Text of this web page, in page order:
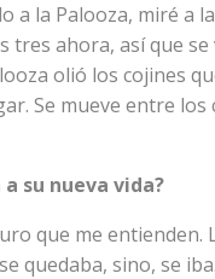
a la Palooza, miré a
tres ahora, así que
olió los cojines
Se mueve entre
su nueva vida?
que me entienden.
quedaba, sino, se